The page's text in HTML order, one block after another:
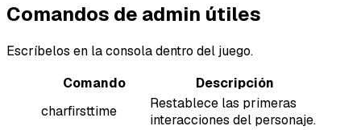
Comandos de admin útiles
Escríbelos en la consola dentro del juego.
Comando
Descripción
charfirsttime
Restablece las primeras
interacciones del personaje.